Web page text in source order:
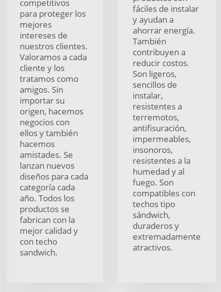
competitivos
para proteger los
mejores
intereses de
nuestros clientes.
Valoramos a cada
cliente y los
tratamos como
amigos. Sin
importar su
origen, hacemos
negocios con
ellos y también
hacemos
amistades. Se
lanzan nuevos
diseños para cada
categoría cada
año. Todos los
productos se
fabrican con la
mejor calidad y
con techo
sandwich.
fáciles de instalar
y ayudan a
ahorrar energía.
También
contribuyen a
reducir costos.
Son ligeros,
sencillos de
instalar,
resistentes a
terremotos,
antifisuración,
impermeables,
insonoros,
resistentes a la
humedad y al
fuego. Son
compatibles con
techos tipo
sándwich,
duraderos y
extremadamente
atractivos.